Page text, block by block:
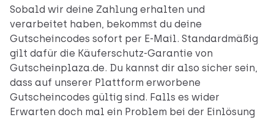
Sobald wir deine Zahlung erhalten und
verarbeitet haben, bekommst du deine
Gutscheincodes sofort per E-Mail. Standardmäßig
gilt dafür die Käuferschutz-Garantie von
Gutscheinplaza.de. Du kannst dir also sicher sein,
dass auf unserer Plattform erworbene
Gutscheincodes gültig sind. Falls es wider
Erwarten doch mal ein Problem bei der Einlösung